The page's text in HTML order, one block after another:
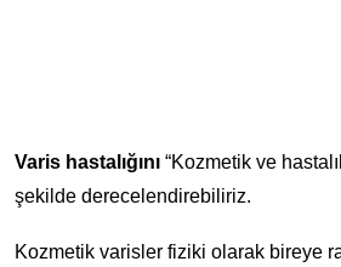
Varis hastalığını “Kozmetik ve
şekilde derecelendirebiliriz.
Kozmetik varisler fiziki olarak bireye